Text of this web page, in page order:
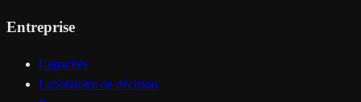
Entreprise
Capacités
Laboratoire de décision